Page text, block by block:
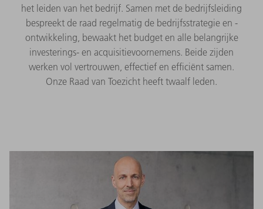
het leiden van het bedrijf. Samen met de bedrijfsleiding
bespreekt de raad regelmatig de bedrijfsstrategie en -
ontwikkeling, bewaakt het budget en alle belangrijke
investerings- en acquisitievoornemens. Beide zijden
werken vol vertrouwen, effectief en efficiënt samen.
Onze Raad van Toezicht heeft twaalf leden.